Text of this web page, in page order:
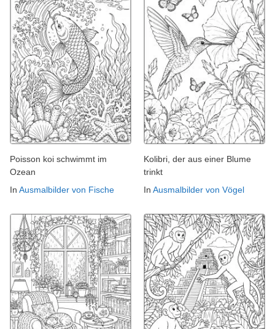
Poisson koi schwimmt im
Ozean
In Ausmalbilder von Fische
Kolibri, der aus einer Blume
trinkt
In Ausmalbilder von Vögel